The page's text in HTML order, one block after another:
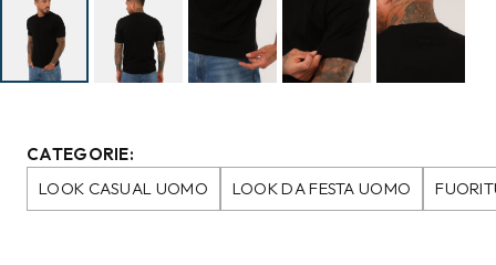
CATEGORIE:
LOOK CASUAL UOMO
LOOK DA FESTA UOMO